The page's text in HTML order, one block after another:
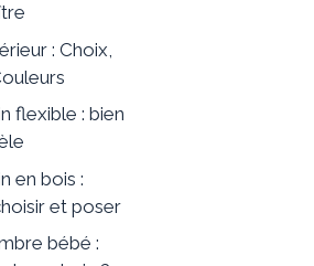
: Choix,
flexible : bien
en bois :
et poser
bébé :